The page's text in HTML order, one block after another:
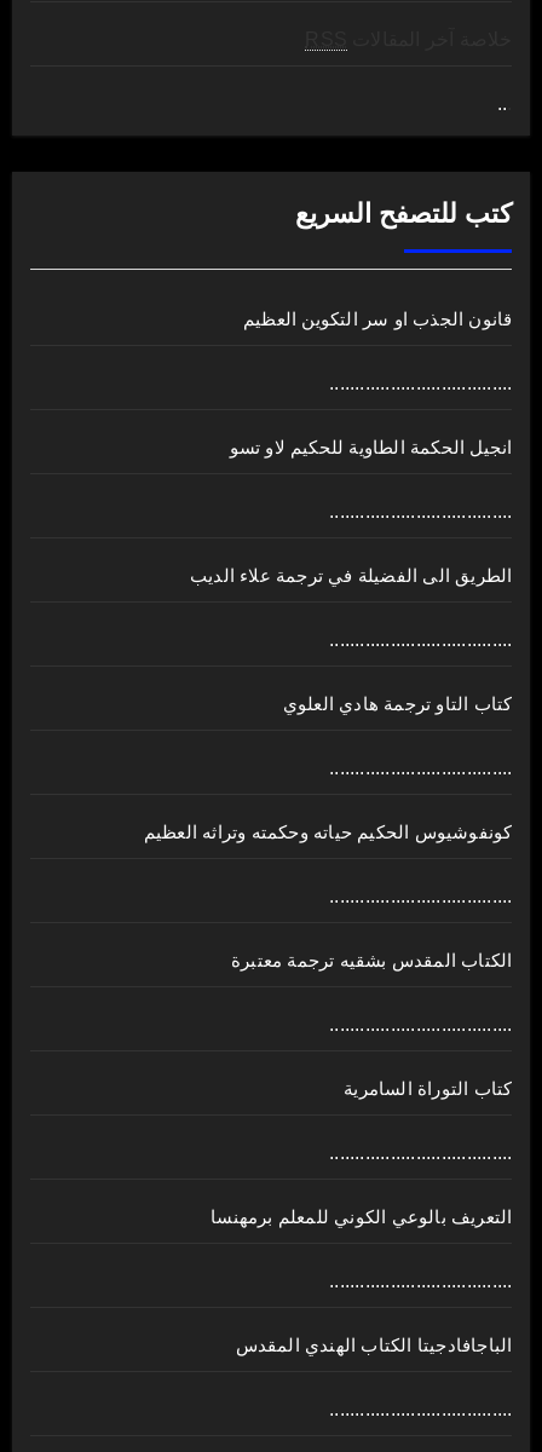
..
كتب للتصفح السريع
قانون الجذب او سر التكوين العظيم
....................................
انجيل الحكمة الطاوية للحكيم لاو تسو
....................................
الطريق الى الفضيلة في ترجمة علاء الديب
....................................
كتاب التاو ترجمة هادي العلوي
....................................
كونفوشيوس الحكيم حياته وحكمته وتراثه العظيم
....................................
الكتاب المقدس بشقيه ترجمة معتبرة
....................................
كتاب التوراة السامرية
....................................
ﺍﻟﺘﻌﺮﻳﻒ ﺑﺎﻟﻮﻋﻲ ﺍﻟﻜﻮﻧﻲ للمعلم برمهنسا
....................................
الباجافادجيتا الكتاب الهندي المقدس
....................................